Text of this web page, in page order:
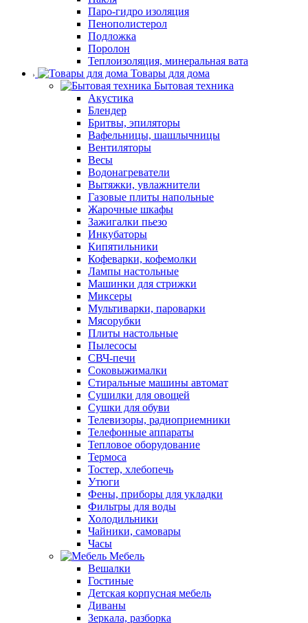
Паро-гидро изоляция
Пенополистерол
Подложка
Поролон
Теплоизоляция, минеральная вата
Товары для дома
Бытовая техника
Акустика
Блендер
Бритвы, эпиляторы
Вафельницы, шашлычницы
Вентиляторы
Весы
Водонагреватели
Вытяжки, увлажнители
Газовые плиты напольные
Жарочные шкафы
Зажигалки пьезо
Инкубаторы
Кипятильники
Кофеварки, кофемолки
Лампы настольные
Машинки для стрижки
Миксеры
Мультиварки, пароварки
Мясорубки
Плиты настольные
Пылесосы
СВЧ-печи
Соковыжималки
Стиральные машины автомат
Сушилки для овощей
Сушки для обуви
Телевизоры, радиоприемники
Телефонные аппараты
Тепловое оборудование
Термоса
Тостер, хлебопечь
Утюги
Фены, приборы для укладки
Фильтры для воды
Холодильники
Чайники, самовары
Часы
Мебель
Вешалки
Гостиные
Детская корпусная мебель
Диваны
Зеркала, разборка